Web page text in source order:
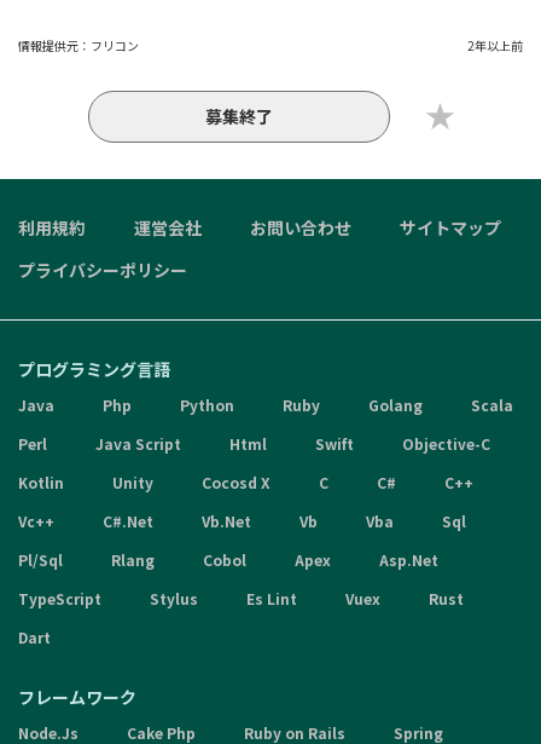
情報提供元： フリコン 2年以上前
募集終了
利用規約 運営会社 お問い合わせ
サイトマップ
プライバシーポリシー
プログラミング言語
Java Php Python Ruby Golang
Scala
Perl
Java Script Html Swift
Objective-C
Kotlin
Unity Cocosd X C C#
C++
Vc++
C#.Net Vb.Net Vb Vba
Sql
Pl/Sql
Rlang Cobol Apex
Asp.Net
TypeScript
Stylus Es Lint Vuex
Rust
Dart
フレームワーク
Node.Js Cake Php Ruby on Rails
Spring